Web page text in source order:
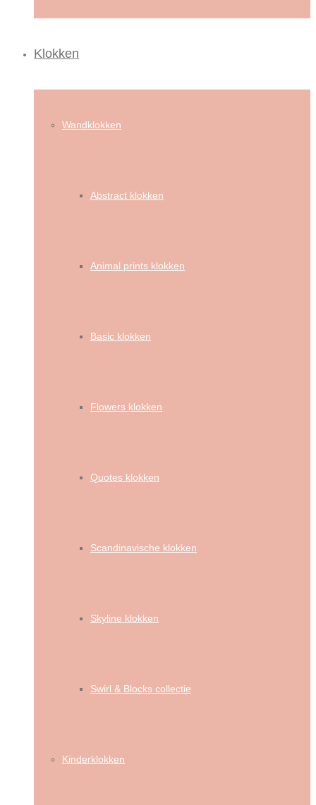
Klokken
Wandklokken
Abstract klokken
Animal prints klokken
Basic klokken
Flowers klokken
Quotes klokken
Scandinavische klokken
Skyline klokken
Swirl & Blocks collectie
Kinderklokken